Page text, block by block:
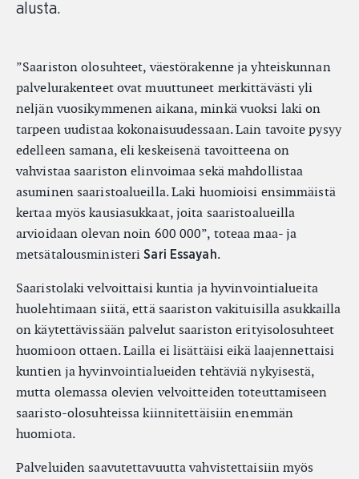
alusta.
”Saariston olosuhteet, väestörakenne ja yhteiskunnan
palvelurakenteet ovat muuttuneet merkittävästi yli
neljän vuosikymmenen aikana, minkä vuoksi laki on
tarpeen uudistaa kokonaisuudessaan. Lain tavoite pysyy
edelleen samana, eli keskeisenä tavoitteena on
vahvistaa saariston elinvoimaa sekä mahdollistaa
asuminen saaristoalueilla. Laki huomioisi ensimmäistä
kertaa myös kausiasukkaat, joita saaristoalueilla
arvioidaan olevan noin 600 000”, toteaa maa- ja
metsätalousministeriSari Essayah.
Saaristolaki velvoittaisi kuntia ja hyvinvointialueita
huolehtimaan siitä, että saariston vakituisilla asukkailla
on käytettävissään palvelut saariston erityisolosuhteet
huomioon ottaen. Lailla ei lisättäisi eikä laajennettaisi
kuntien ja hyvinvointialueiden tehtäviä nykyisestä,
mutta olemassa olevien velvoitteiden toteuttamiseen
saaristo-olosuhteissa kiinnitettäisiin enemmän
huomiota.
Palveluiden saavutettavuutta vahvistettaisiin myös